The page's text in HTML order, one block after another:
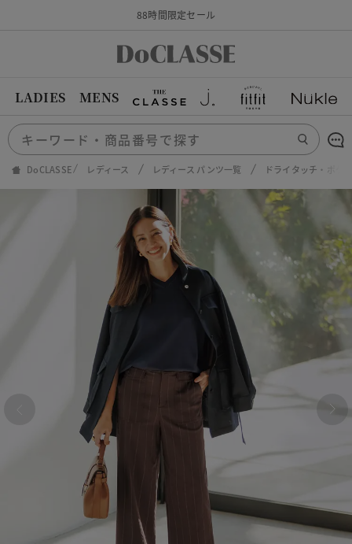
88時間限定セール
LADIES MENS
DoCLASSE レディース レディース パンツ一覧 ドライタッチ・ポケ